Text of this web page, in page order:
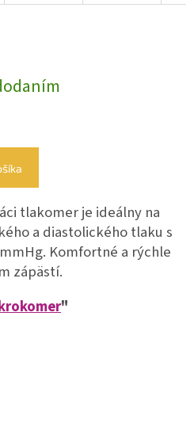
tlakomer je ideálny na
a diastolického tlaku s
Komfortné a rýchle
zápästí.
"